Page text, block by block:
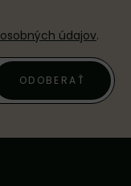
osobných údajov.
ODOBERAŤ